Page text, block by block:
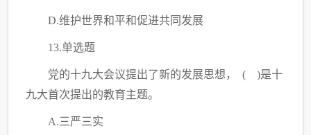
D.维护世界和平和促进共同发展
13.单选题
党的十九大会议提出了新的发展思想，
( )是十
九大首次提出的教育主题。
A.三严三实